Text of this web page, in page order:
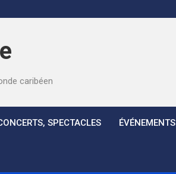
caribéen
SPECTACLES ÉVÉNEMENTS